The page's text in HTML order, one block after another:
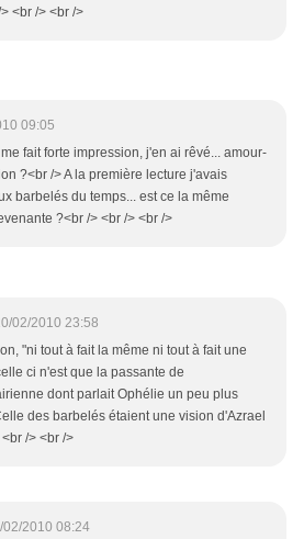
<br /> <br />
09:05
fait forte impression, j'en ai rêvé... amour-
?<br /> A la première lecture j'avais
barbelés du temps... est ce la même
?<br /> <br /> <br />
02/2010 23:58
"ni tout à fait la même ni tout à fait une
ci n'est que la passante de
dont parlait Ophélie un peu plus
des barbelés étaient une vision d'Azrael
/> <br />
02/2010 08:24